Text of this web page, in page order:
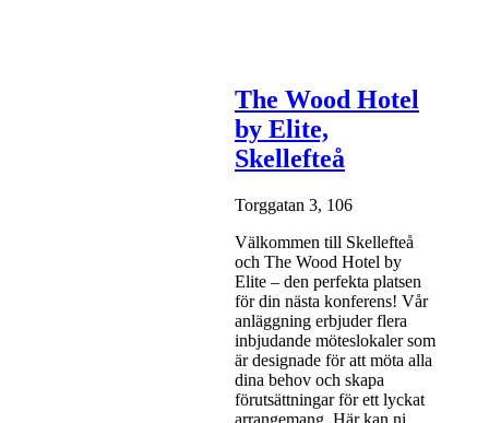
The Wood Hotel
by Elite,
Skellefteå
Torggatan 3, 106
Välkommen till Skellefteå
och The Wood Hotel by
Elite – den perfekta platsen
för din nästa konferens! Vår
anläggning erbjuder flera
inbjudande möteslokaler som
är designade för att möta alla
dina behov och skapa
förutsättningar för ett lyckat
arrangemang. Här kan ni